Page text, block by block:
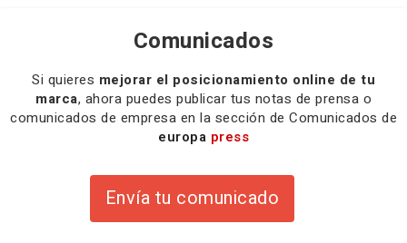
Comunicados
Si quieres mejorar el posicionamiento online de tu
marca, ahora puedes publicar tus notas de prensa o
comunicados de empresa en la sección de Comunicados de
europa press
Envía tu comunicado